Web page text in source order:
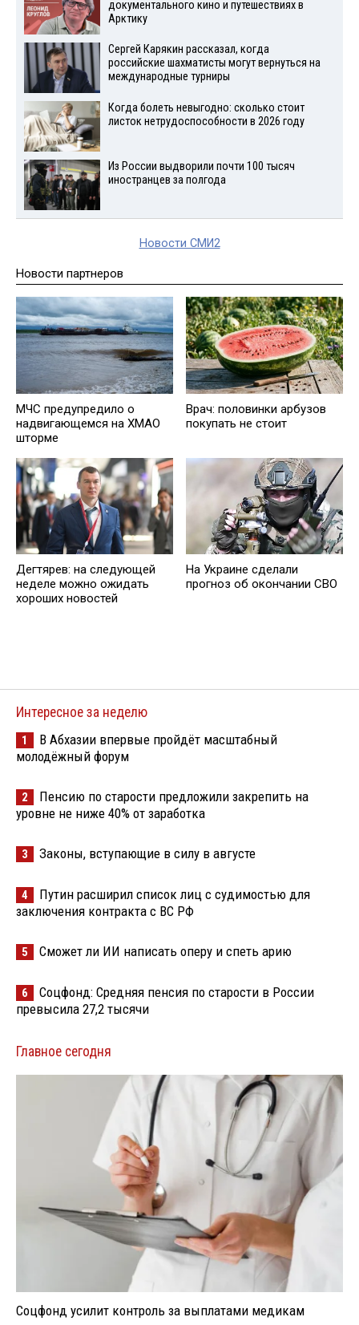
документального кино и путешествиях в
Арктику
Сергей Карякин рассказал, когда
российские шахматисты могут вернуться на
международные турниры
Когда болеть невыгодно: сколько стоит
листок нетрудоспособности в 2026 году
Из России выдворили почти 100 тысяч
иностранцев за полгода
Новости СМИ2
Новости партнеров
МЧС предупредило о
надвигающемся на ХМАО
шторме
Врач: половинки арбузов
покупать не стоит
Дегтярев: на следующей
неделе можно ожидать
хороших новостей
На Украине сделали
прогноз об окончании СВО
Интересное за неделю
1
В Абхазии впервые пройдёт масштабный
молодёжный форум
2
Пенсию по старости предложили закрепить на
уровне не ниже 40% от заработка
3 Законы, вступающие в силу в августе
4
Путин расширил список лиц с судимостью для
заключения контракта с ВС РФ
5 Сможет ли ИИ написать оперу и спеть арию
6
Соцфонд: Средняя пенсия по старости в России
превысила 27,2 тысячи
Главное сегодня
Соцфонд усилит контроль за выплатами медикам